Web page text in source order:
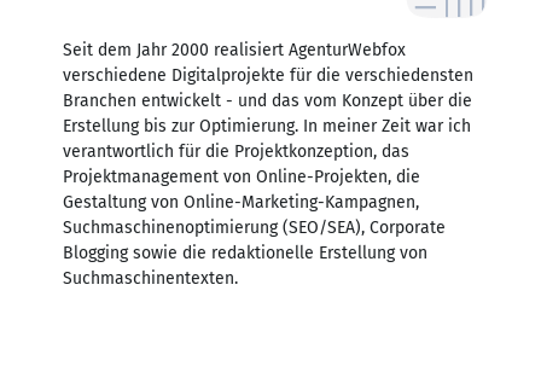
Seit dem Jahr 2000 realisiert AgenturWebfox
verschiedene Digitalprojekte für die verschiedensten
Branchen entwickelt - und das vom Konzept über die
Erstellung bis zur Optimierung. In meiner Zeit war ich
verantwortlich für die Projektkonzeption, das
Projektmanagement von Online-Projekten, die
Gestaltung von Online-Marketing-Kampagnen,
Suchmaschinenoptimierung (SEO/SEA), Corporate
Blogging sowie die redaktionelle Erstellung von
Suchmaschinentexten.